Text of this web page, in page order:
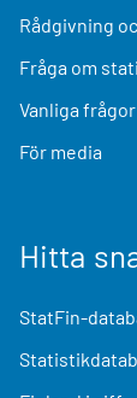
Rådgivning
Fråga om
Vanliga frågor
För media
Hitta
StatFin-